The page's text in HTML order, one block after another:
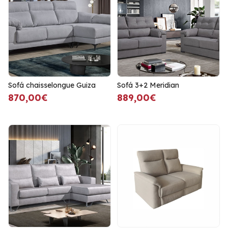
Sofá chaisselongue Guiza
870,00€
Sofá 3+2 Meridian
889,00€